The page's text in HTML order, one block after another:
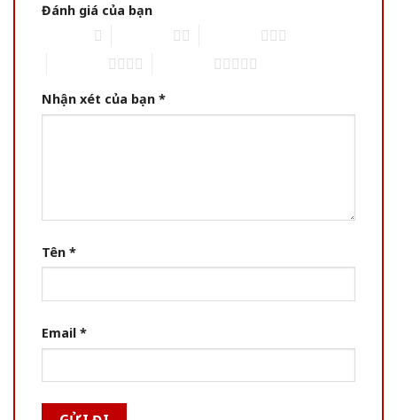
Đánh giá của bạn
Nhận xét của bạn *
Tên *
Email *